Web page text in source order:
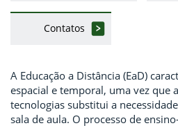
Contatos
A Educação a Distância (EaD)
espacial e temporal, uma vez que
tecnologias substitui a
sala de aula. O processo de